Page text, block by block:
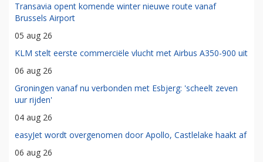
Transavia opent komende winter nieuwe route vanaf
Brussels Airport
05 aug 26
KLM stelt eerste commerciële vlucht met Airbus A350-900 uit
06 aug 26
Groningen vanaf nu verbonden met Esbjerg: 'scheelt zeven
uur rijden'
04 aug 26
easyJet wordt overgenomen door Apollo, Castlelake haakt af
06 aug 26